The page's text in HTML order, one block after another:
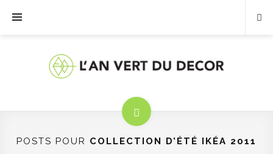
POSTS POUR COLLECTION D’ÉTÉ IKÉA 2011